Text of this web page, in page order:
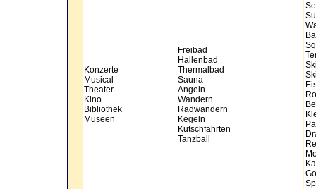
Konzerte
Musical
Theater
Kino
Bibliothek
Museen
Freibad
Hallenbad
Thermalbad
Sauna
Angeln
Wandern
Radwandern
Kegeln
Kutschfahrten
Tanzball